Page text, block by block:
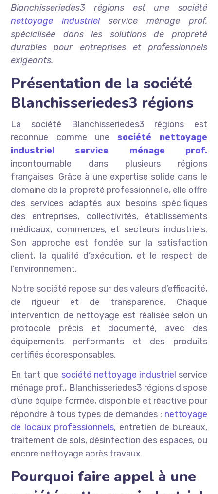
Blanchisseriedes3 régions est une société
nettoyage industrielservice ménage prof.
spécialisée dans les solutions de propreté
durables pour entreprises et professionnels
exigeants.
Présentation de la société
Blanchisseriedes3 régions
La société Blanchisseriedes3 régions est
reconnue comme une société nettoyage
industriel service ménage prof.
incontournable dans plusieurs régions
françaises. Grâce à une expertise solide dans le
domaine de la propreté professionnelle, elle offre
des services adaptés aux besoins spécifiques
des entreprises, collectivités, établissements
médicaux, commerces, et secteurs industriels.
Son approche est fondée sur la satisfaction
client, la qualité d’exécution, et le respect de
l’environnement.
Notre société repose sur des valeurs d’efficacité,
de rigueur et de transparence. Chaque
intervention de nettoyage est réalisée selon un
protocole précis et documenté, avec des
équipements performants et des produits
certifiés écoresponsables.
En tant que société nettoyage industriel service
ménage prof., Blanchisseriedes3 régions dispose
d’une équipe formée, disponible et réactive pour
répondre à tous types de demandes : nettoyage
de locaux professionnels, entretien de bureaux,
traitement de sols, désinfection des espaces, ou
encore nettoyage après travaux.
Pourquoi faire appel à une